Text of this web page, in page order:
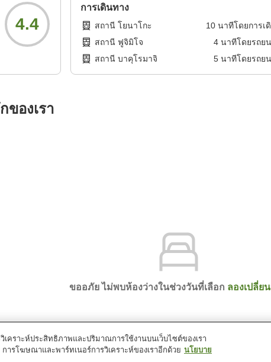
4.4
การเดินทาง
สถานี โยนาโกะ 10นาทีโดยการเ
สถานี ฟูจิมิโจ
4นาทีโดยรถย
สถานี บาคุโรมาจิ
5นาทีโดยรถย
ของเรา
ขออภัย ไม่พบห้องว่างในช่วงวันที่เลือก ลองเปลี่ย
คราะห์ประสิทธิภาพและปริมาณการใช้งานบนเว็บไซต์ของเรา
ารโฆษณาและพาร์ทเนอร์การวิเคราะห์ของเราอีกด้วย นโยบาย